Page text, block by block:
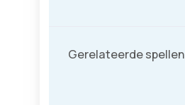
Gerelateerde spellen